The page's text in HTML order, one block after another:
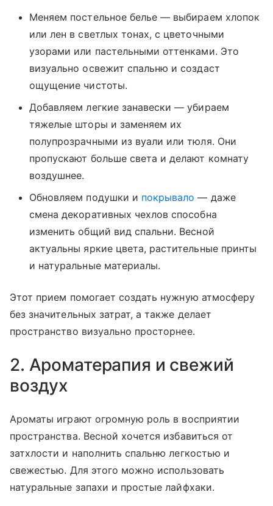
Меняем постельное белье — выбираем хлопок
или лен в светлых тонах, с цветочными
узорами или пастельными оттенками. Это
визуально освежит спальню и создаст
ощущение чистоты.
Добавляем легкие занавески — убираем
тяжелые шторы и заменяем их
полупрозрачными из вуали или тюля. Они
пропускают больше света и делают комнату
воздушнее.
Обновляем подушки и покрывало — даже
смена декоративных чехлов способна
изменить общий вид спальни. Весной
актуальны яркие цвета, растительные принты
и натуральные материалы.
Этот прием помогает создать нужную атмосферу
без значительных затрат, а также делает
пространство визуально просторнее.
2. Ароматерапия и свежий
воздух
Ароматы играют огромную роль в восприятии
пространства. Весной хочется избавиться от
затхлости и наполнить спальню легкостью и
свежестью. Для этого можно использовать
натуральные запахи и простые лайфхаки.